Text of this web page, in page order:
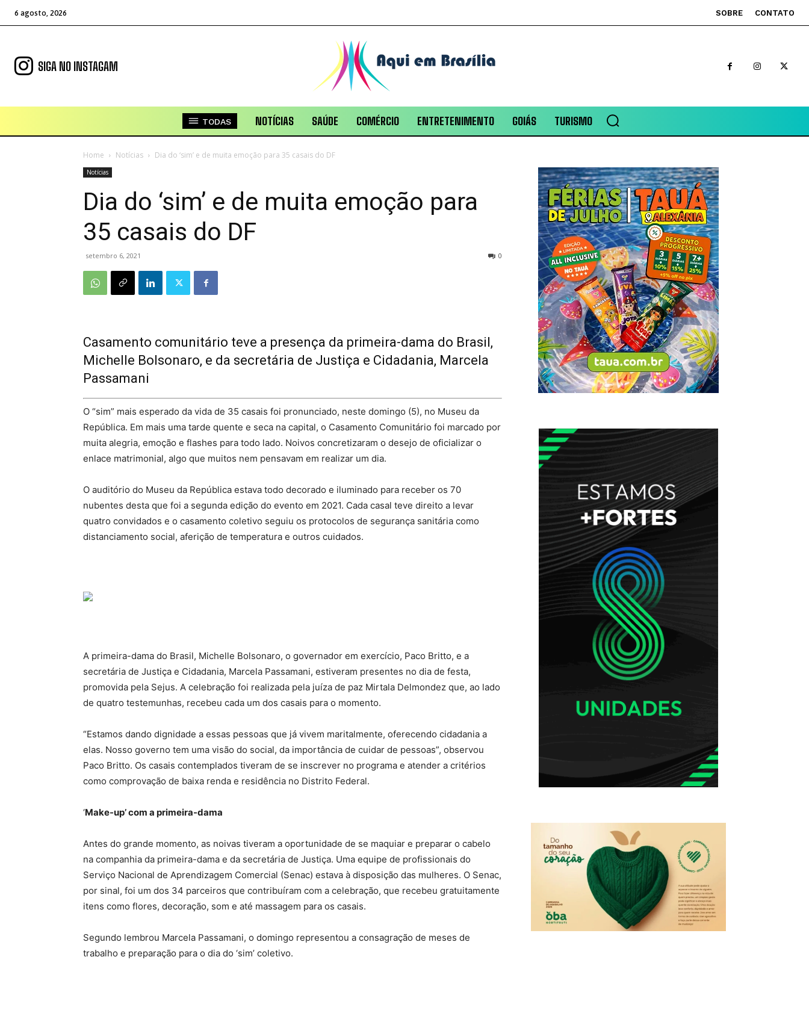
6 agosto, 2026 SOBRE CONTATO
SIGA NO INSTAGAM
TODAS NOTÍCIAS SAÚDE COMÉRCIO ENTRETENIMENTO GOIÁS TURISMO
Home Notícias Dia do ‘sim’ e de muita emoção para 35 casais do DF
Notícias
Dia do ‘sim’ e de muita emoção para
35 casais do DF
setembro 6, 2021 0
Casamento comunitário teve a presença da primeira-dama do Brasil,
Michelle Bolsonaro, e da secretária de Justiça e Cidadania, Marcela
Passamani
O “sim” mais esperado da vida de 35 casais foi pronunciado, neste domingo (5), no Museu da
República. Em mais uma tarde quente e seca na capital, o Casamento Comunitário foi marcado por
muita alegria, emoção e flashes para todo lado. Noivos concretizaram o desejo de oficializar o
enlace matrimonial, algo que muitos nem pensavam em realizar um dia.
O auditório do Museu da República estava todo decorado e iluminado para receber os 70
nubentes desta que foi a segunda edição do evento em 2021. Cada casal teve direito a levar
quatro convidados e o casamento coletivo seguiu os protocolos de segurança sanitária como
distanciamento social, aferição de temperatura e outros cuidados.
A primeira-dama do Brasil, Michelle Bolsonaro, o governador em exercício, Paco Britto, e a
secretária de Justiça e Cidadania, Marcela Passamani, estiveram presentes no dia de festa,
promovida pela Sejus. A celebração foi realizada pela juíza de paz Mirtala Delmondez que, ao lado
de quatro testemunhas, recebeu cada um dos casais para o momento.
“Estamos dando dignidade a essas pessoas que já vivem maritalmente, oferecendo cidadania a
elas. Nosso governo tem uma visão do social, da importância de cuidar de pessoas”, observou
Paco Britto. Os casais contemplados tiveram de se inscrever no programa e atender a critérios
como comprovação de baixa renda e residência no Distrito Federal.
‘Make-up’ com a primeira-dama
Antes do grande momento, as noivas tiveram a oportunidade de se maquiar e preparar o cabelo
na companhia da primeira-dama e da secretária de Justiça. Uma equipe de profissionais do
Serviço Nacional de Aprendizagem Comercial (Senac) estava à disposição das mulheres. O Senac,
por sinal, foi um dos 34 parceiros que contribuíram com a celebração, que recebeu gratuitamente
itens como flores, decoração, som e até massagem para os casais.
Segundo lembrou Marcela Passamani, o domingo representou a consagração de meses de
trabalho e preparação para o dia do ‘sim’ coletivo.